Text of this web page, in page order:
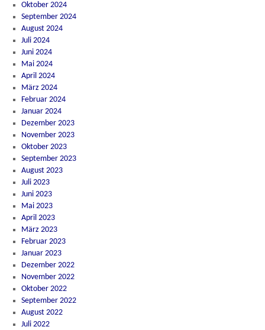
Oktober 2024
September 2024
August 2024
Juli 2024
Juni 2024
Mai 2024
April 2024
März 2024
Februar 2024
Januar 2024
Dezember 2023
November 2023
Oktober 2023
September 2023
August 2023
Juli 2023
Juni 2023
Mai 2023
April 2023
März 2023
Februar 2023
Januar 2023
Dezember 2022
November 2022
Oktober 2022
September 2022
August 2022
Juli 2022